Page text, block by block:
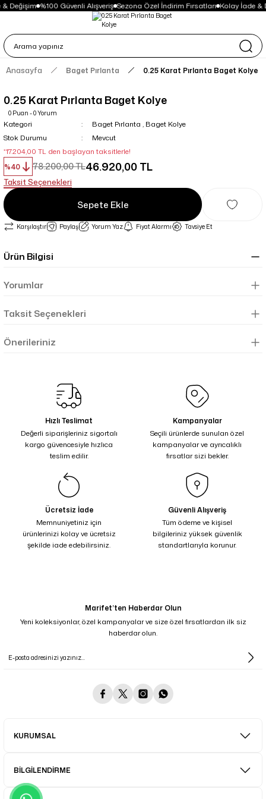
Değişim %100 Güvenli Alışveriş Sezona Özel İndirim Fırsatları Kolay İade &
Anasayfa Baget Pırlanta 0.25 Karat Pırlanta Baget Kolye
0.25 Karat Pırlanta Baget Kolye
0 Puan - 0 Yorum
Kategori Baget Pırlanta , Baget Kolye
Stok Durumu
Mevcut
*17.204,00 TL den başlayan taksitlerle!
%40
78.200,00 TL46.920,00 TL
Taksit Seçenekleri
Sepete Ekle
Karşılaştır Paylaş Yorum Yaz Fiyat Alarmı Tavsiye Et
Ürün Bilgisi
Yorumlar
Taksit Seçenekleri
Önerileriniz
Hızlı Teslimat
Değerli siparişleriniz sigortalı
kargo güvencesiyle hızlıca
teslim edilir.
Kampanyalar
Seçili ürünlerde sunulan özel
kampanyalar ve ayrıcalıklı
fırsatlar sizi bekler.
Ücretsiz İade
Memnuniyetiniz için
ürünlerinizi kolay ve ücretsiz
şekilde iade edebilirsiniz.
Güvenli Alışveriş
Tüm ödeme ve kişisel
bilgileriniz yüksek güvenlik
standartlarıyla korunur.
Marifet’ten Haberdar Olun
Yeni koleksiyonlar, özel kampanyalar ve size özel fırsatlardan ilk siz
haberdar olun.
KURUMSAL
BİLGİLENDİRME